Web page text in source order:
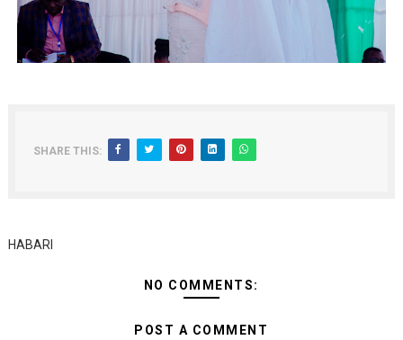
SHARE THIS:
HABARI
NO COMMENTS:
POST A COMMENT